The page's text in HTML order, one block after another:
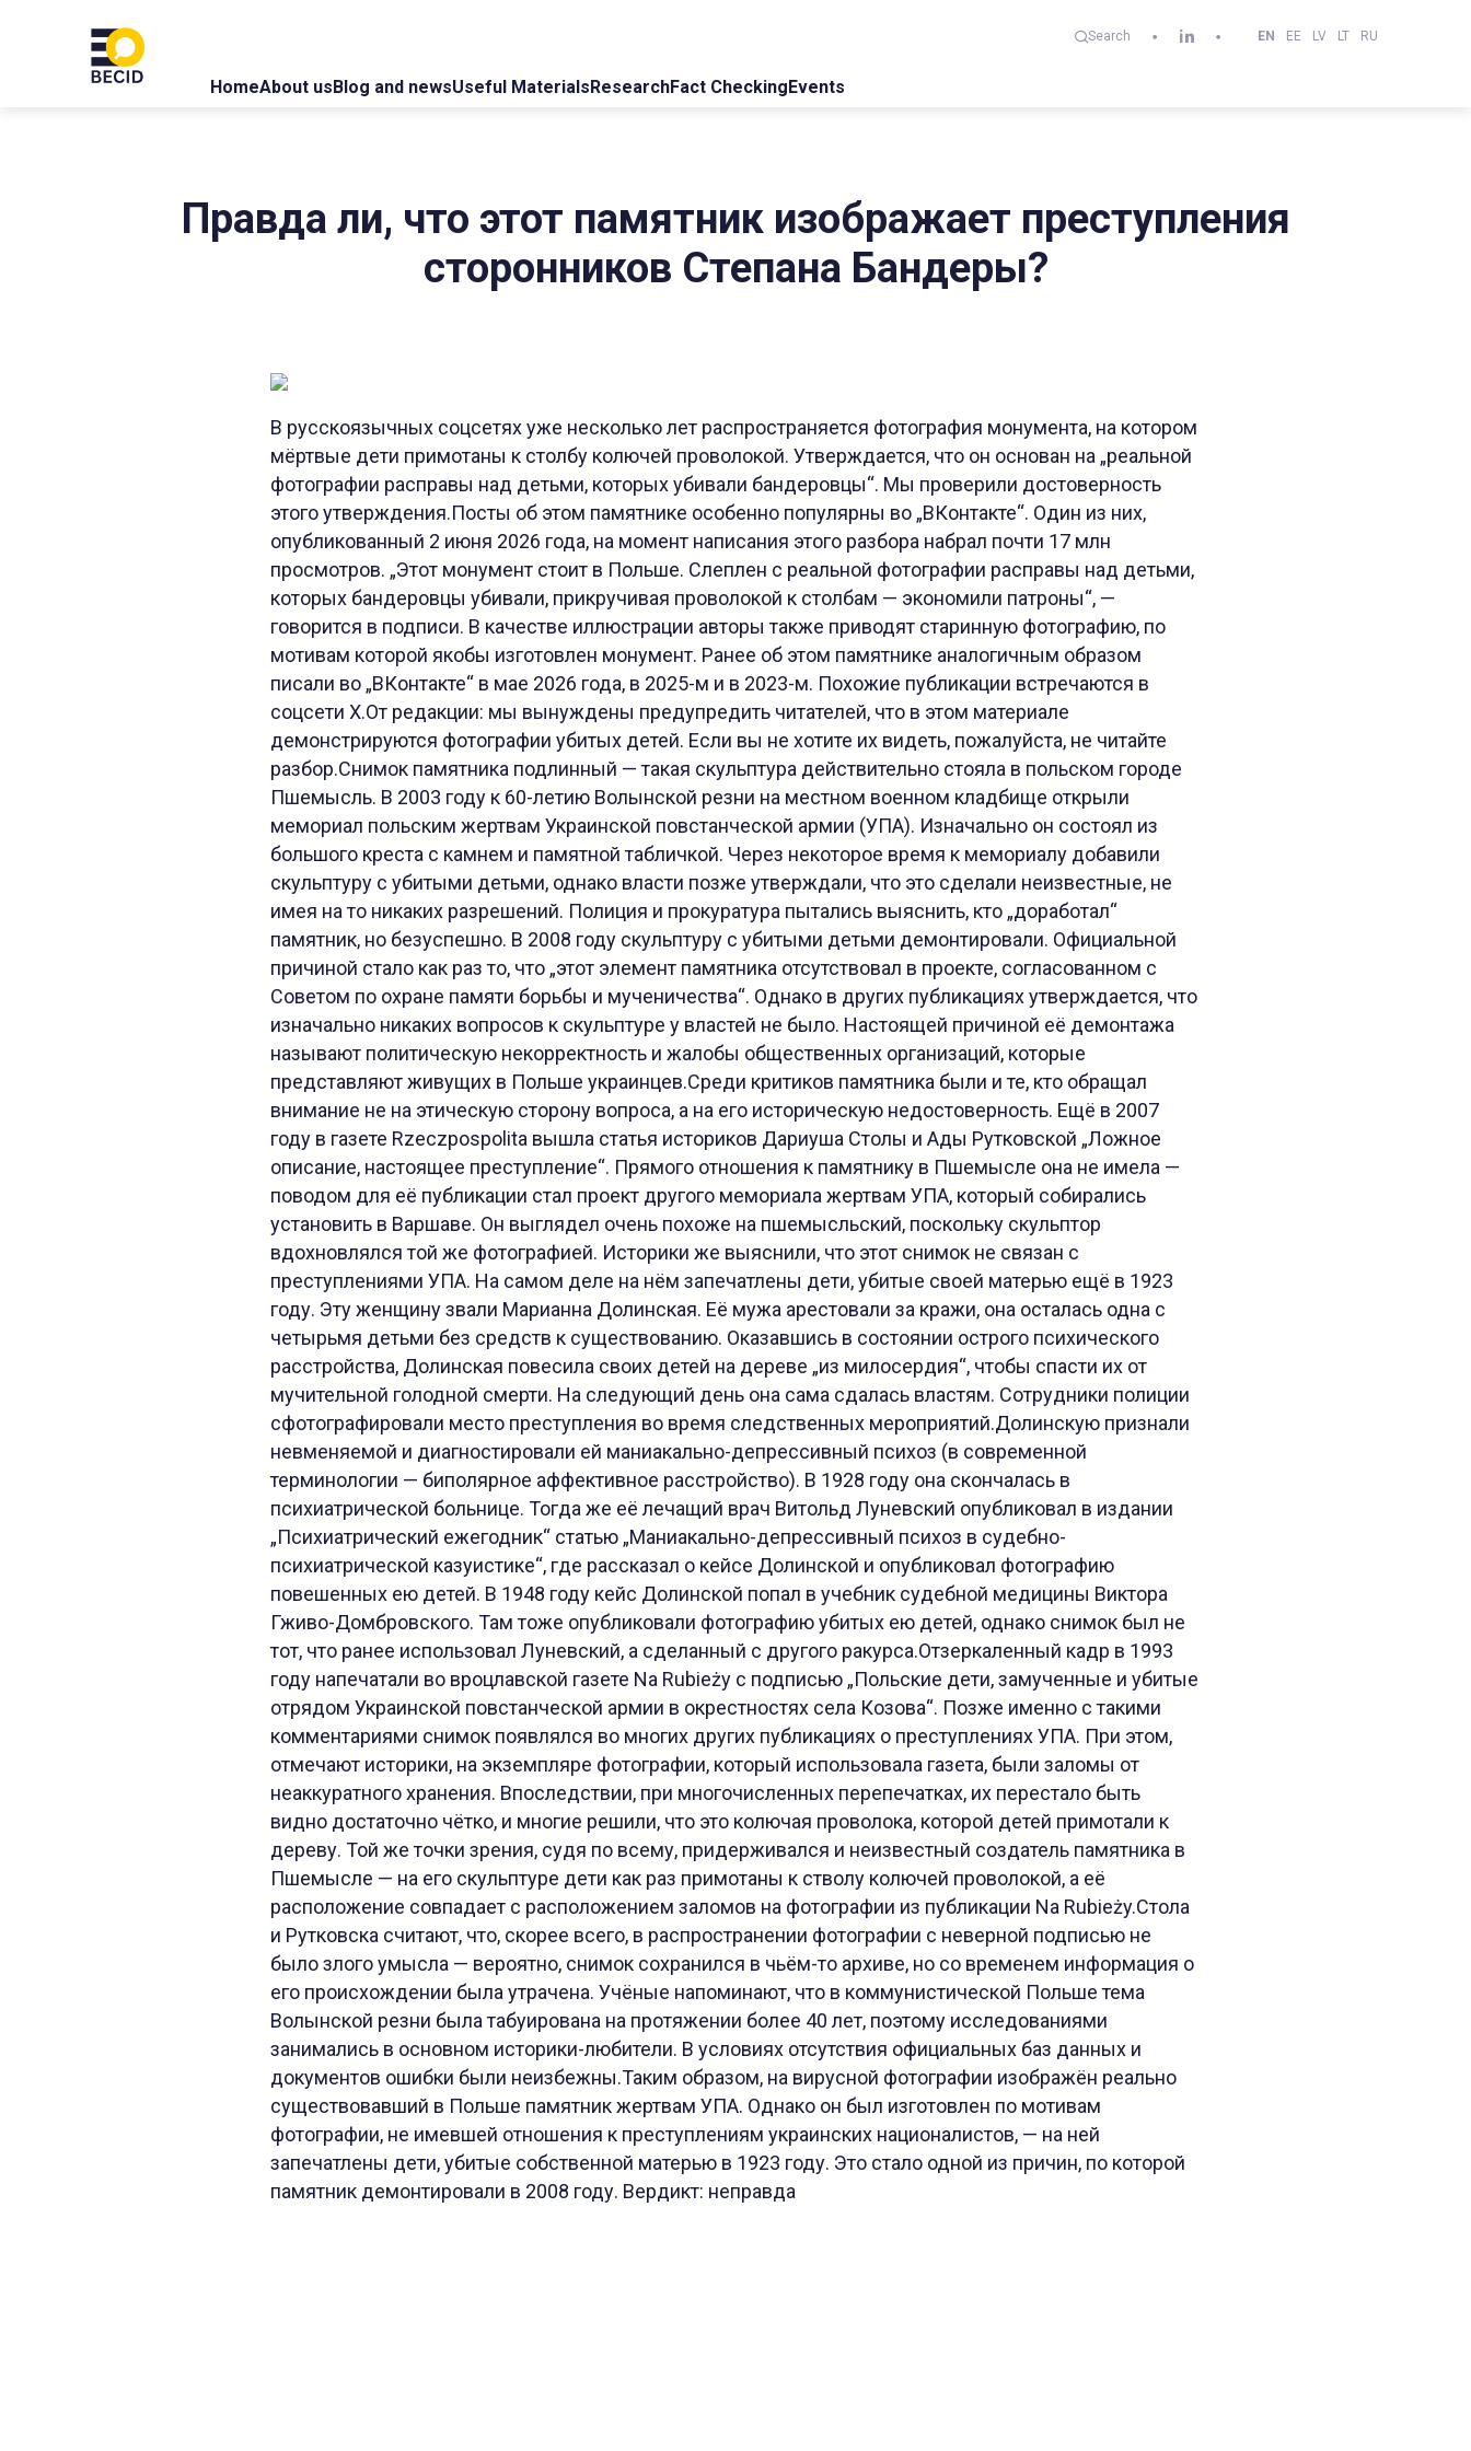
Search EN EE LV LT RU
HomeAbout usBlog and newsUseful MaterialsResearchFact CheckingEvents
Правда ли, что этот памятник изображает преступления
сторонников Степана Бандеры?
В русскоязычных соцсетях уже несколько лет распространяется фотография монумента, на котором
мёртвые дети примотаны к столбу колючей проволокой. Утверждается, что он основан на „реальной
фотографии расправы над детьми, которых убивали бандеровцы“. Мы проверили достоверность
этого утверждения.Посты об этом памятнике особенно популярны во „ВКонтакте“. Один из них,
опубликованный 2 июня 2026 года, на момент написания этого разбора набрал почти 17 млн
просмотров. „Этот монумент стоит в Польше. Слеплен с реальной фотографии расправы над детьми,
которых бандеровцы убивали, прикручивая проволокой к столбам — экономили патроны“, —
говорится в подписи. В качестве иллюстрации авторы также приводят старинную фотографию, по
мотивам которой якобы изготовлен монумент. Ранее об этом памятнике аналогичным образом
писали во „ВКонтакте“ в мае 2026 года, в 2025-м и в 2023-м. Похожие публикации встречаются в
соцсети X.От редакции: мы вынуждены предупредить читателей, что в этом материале
демонстрируются фотографии убитых детей. Если вы не хотите их видеть, пожалуйста, не читайте
разбор.Снимок памятника подлинный — такая скульптура действительно стояла в польском городе
Пшемысль. В 2003 году к 60-летию Волынской резни на местном военном кладбище открыли
мемориал польским жертвам Украинской повстанческой армии (УПА). Изначально он состоял из
большого креста с камнем и памятной табличкой. Через некоторое время к мемориалу добавили
скульптуру с убитыми детьми, однако власти позже утверждали, что это сделали неизвестные, не
имея на то никаких разрешений. Полиция и прокуратура пытались выяснить, кто „доработал“
памятник, но безуспешно. В 2008 году скульптуру с убитыми детьми демонтировали. Официальной
причиной стало как раз то, что „этот элемент памятника отсутствовал в проекте, согласованном с
Советом по охране памяти борьбы и мученичества“. Однако в других публикациях утверждается, что
изначально никаких вопросов к скульптуре у властей не было. Настоящей причиной её демонтажа
называют политическую некорректность и жалобы общественных организаций, которые
представляют живущих в Польше украинцев.Среди критиков памятника были и те, кто обращал
внимание не на этическую сторону вопроса, а на его историческую недостоверность. Ещё в 2007
году в газете Rzeczpospolita вышла статья историков Дариуша Столы и Ады Рутковской „Ложное
описание, настоящее преступление“. Прямого отношения к памятнику в Пшемысле она не имела —
поводом для её публикации стал проект другого мемориала жертвам УПА, который собирались
установить в Варшаве. Он выглядел очень похоже на пшемысльский, поскольку скульптор
вдохновлялся той же фотографией. Историки же выяснили, что этот снимок не связан с
преступлениями УПА. На самом деле на нём запечатлены дети, убитые своей матерью ещё в 1923
году. Эту женщину звали Марианна Долинская. Её мужа арестовали за кражи, она осталась одна с
четырьмя детьми без средств к существованию. Оказавшись в состоянии острого психического
расстройства, Долинская повесила своих детей на дереве „из милосердия“, чтобы спасти их от
мучительной голодной смерти. На следующий день она сама сдалась властям. Сотрудники полиции
сфотографировали место преступления во время следственных мероприятий.Долинскую признали
невменяемой и диагностировали ей маниакально-депрессивный психоз (в современной
терминологии — биполярное аффективное расстройство). В 1928 году она скончалась в
психиатрической больнице. Тогда же её лечащий врач Витольд Луневский опубликовал в издании
„Психиатрический ежегодник“ статью „Маниакально-депрессивный психоз в судебно-
психиатрической казуистике“, где рассказал о кейсе Долинской и опубликовал фотографию
повешенных ею детей. В 1948 году кейс Долинской попал в учебник судебной медицины Виктора
Гживо-Домбровского. Там тоже опубликовали фотографию убитых ею детей, однако снимок был не
тот, что ранее использовал Луневский, а сделанный с другого ракурса.Отзеркаленный кадр в 1993
году напечатали во вроцлавской газете Na Rubieży с подписью „Польские дети, замученные и убитые
отрядом Украинской повстанческой армии в окрестностях села Козова“. Позже именно с такими
комментариями снимок появлялся во многих других публикациях о преступлениях УПА. При этом,
отмечают историки, на экземпляре фотографии, который использовала газета, были заломы от
неаккуратного хранения. Впоследствии, при многочисленных перепечатках, их перестало быть
видно достаточно чётко, и многие решили, что это колючая проволока, которой детей примотали к
дереву. Той же точки зрения, судя по всему, придерживался и неизвестный создатель памятника в
Пшемысле — на его скульптуре дети как раз примотаны к стволу колючей проволокой, а её
расположение совпадает с расположением заломов на фотографии из публикации Na Rubieży.Стола
и Рутковска считают, что, скорее всего, в распространении фотографии с неверной подписью не
было злого умысла — вероятно, снимок сохранился в чьём-то архиве, но со временем информация о
его происхождении была утрачена. Учёные напоминают, что в коммунистической Польше тема
Волынской резни была табуирована на протяжении более 40 лет, поэтому исследованиями
занимались в основном историки-любители. В условиях отсутствия официальных баз данных и
документов ошибки были неизбежны.Таким образом, на вирусной фотографии изображён реально
существовавший в Польше памятник жертвам УПА. Однако он был изготовлен по мотивам
фотографии, не имевшей отношения к преступлениям украинских националистов, — на ней
запечатлены дети, убитые собственной матерью в 1923 году. Это стало одной из причин, по которой
памятник демонтировали в 2008 году. Вердикт: неправда